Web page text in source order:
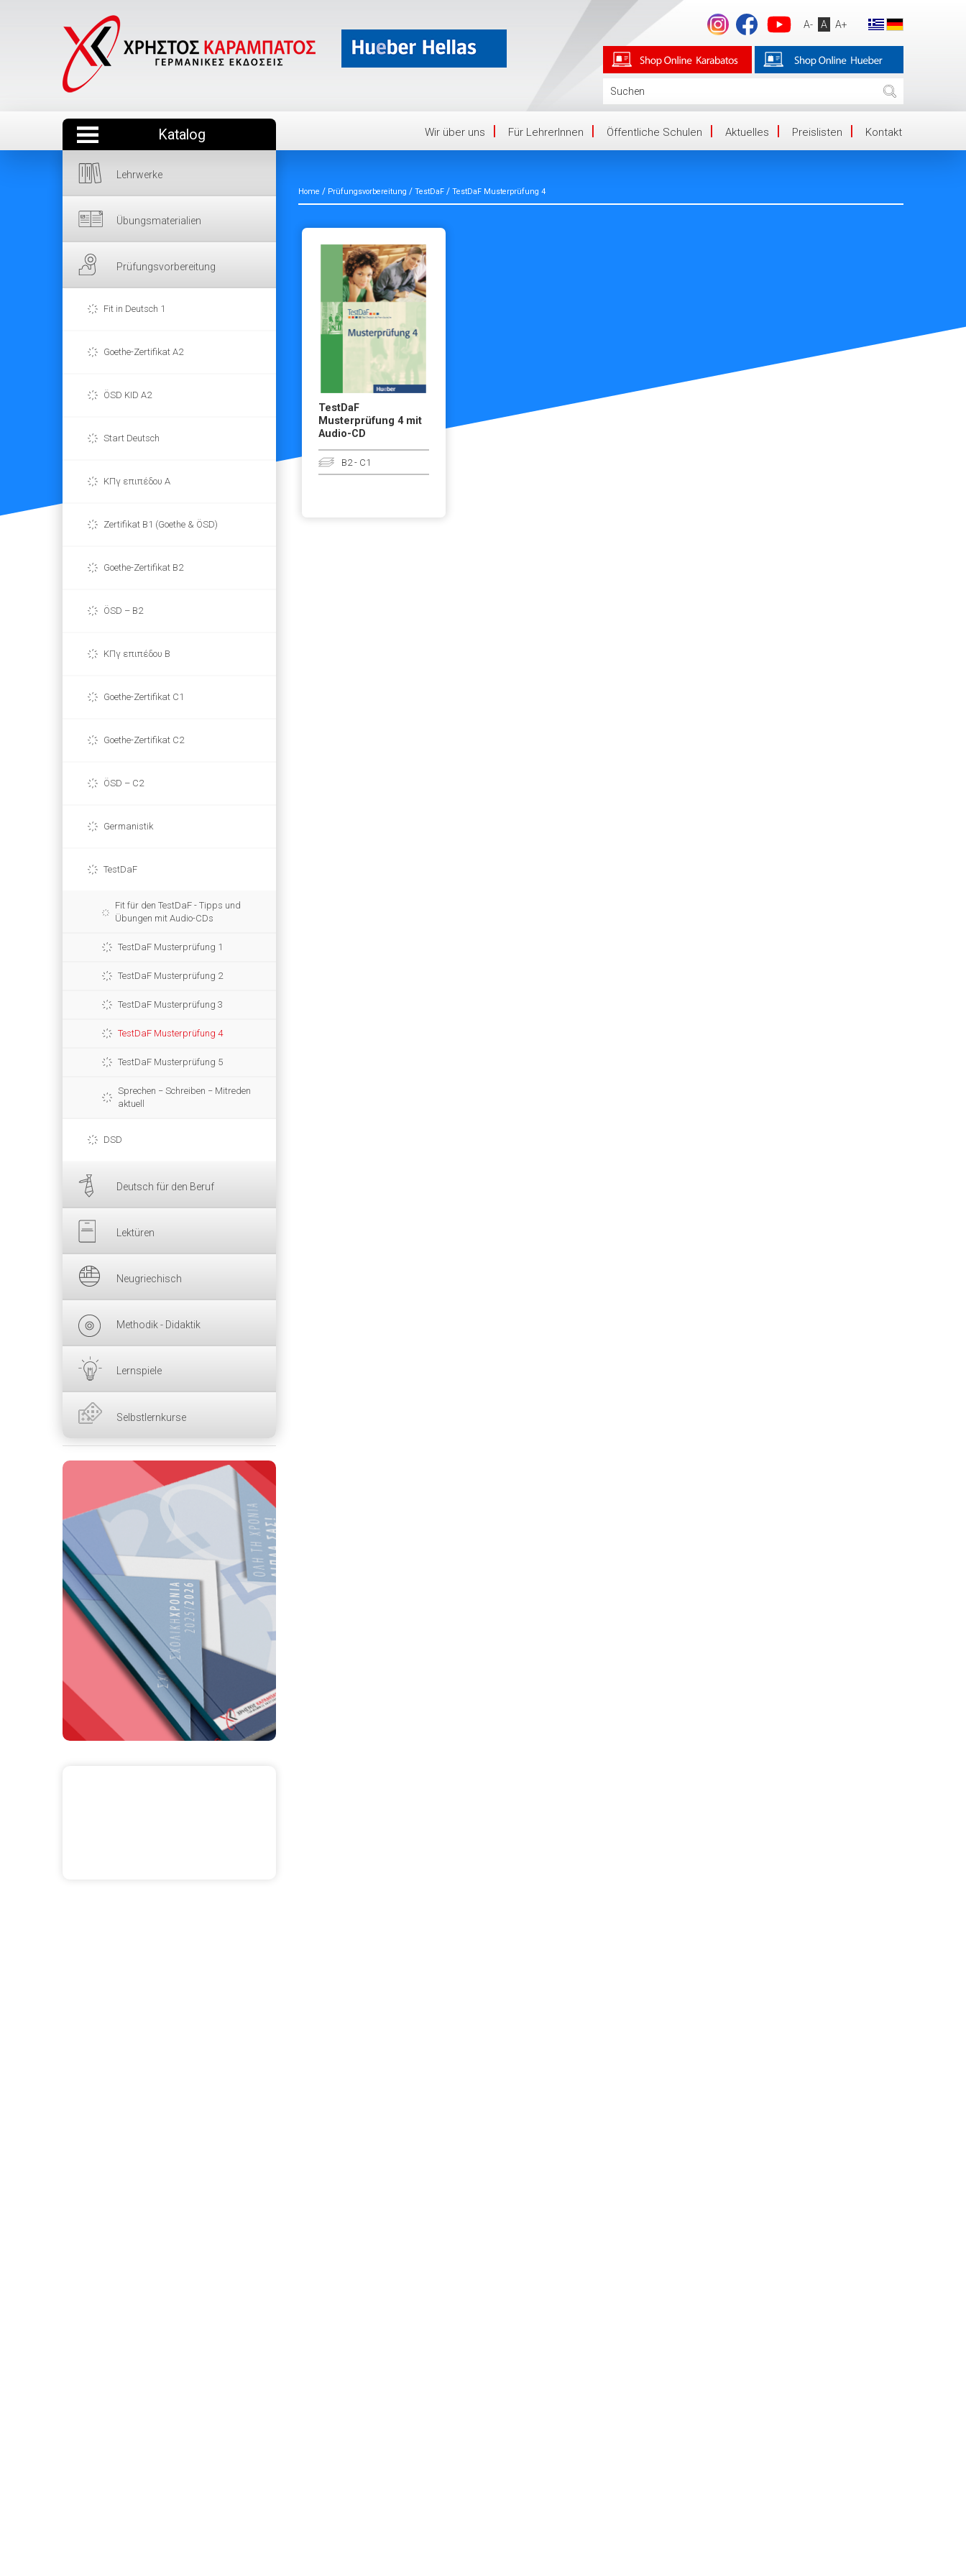
A- A A+
Katalog Wir über uns Für LehrerInnen Öffentliche Schulen Aktuelles Preislisten Kontakt
Lehrwerke
Übungsmaterialien
Prüfungsvorbereitung
Fit in Deutsch 1
Goethe-Zertifikat A2
ÖSD KID A2
Start Deutsch
ΚΠγ επιπέδου Α
Zertifikat B1 (Goethe & ÖSD)
Goethe-Zertifikat B2
ÖSD – B2
ΚΠγ επιπέδου Β
Goethe-Zertifikat C1
Goethe-Zertifikat C2
ÖSD – C2
Germanistik
TestDaF
Fit für den TestDaF - Tipps und
Übungen mit Audio-CDs
TestDaF Musterprüfung 1
TestDaF Musterprüfung 2
TestDaF Musterprüfung 3
TestDaF Musterprüfung 4
TestDaF Musterprüfung 5
Sprechen − Schreiben − Mitreden
aktuell
DSD
Deutsch für den Beruf
Lektüren
Neugriechisch
Methodik - Didaktik
Lernspiele
Selbstlernkurse
Home / Prüfungsvorbereitung / TestDaF / TestDaF Musterprüfung 4
TestDaF
Musterprüfung 4 mit
Audio-CD
B2 - C1